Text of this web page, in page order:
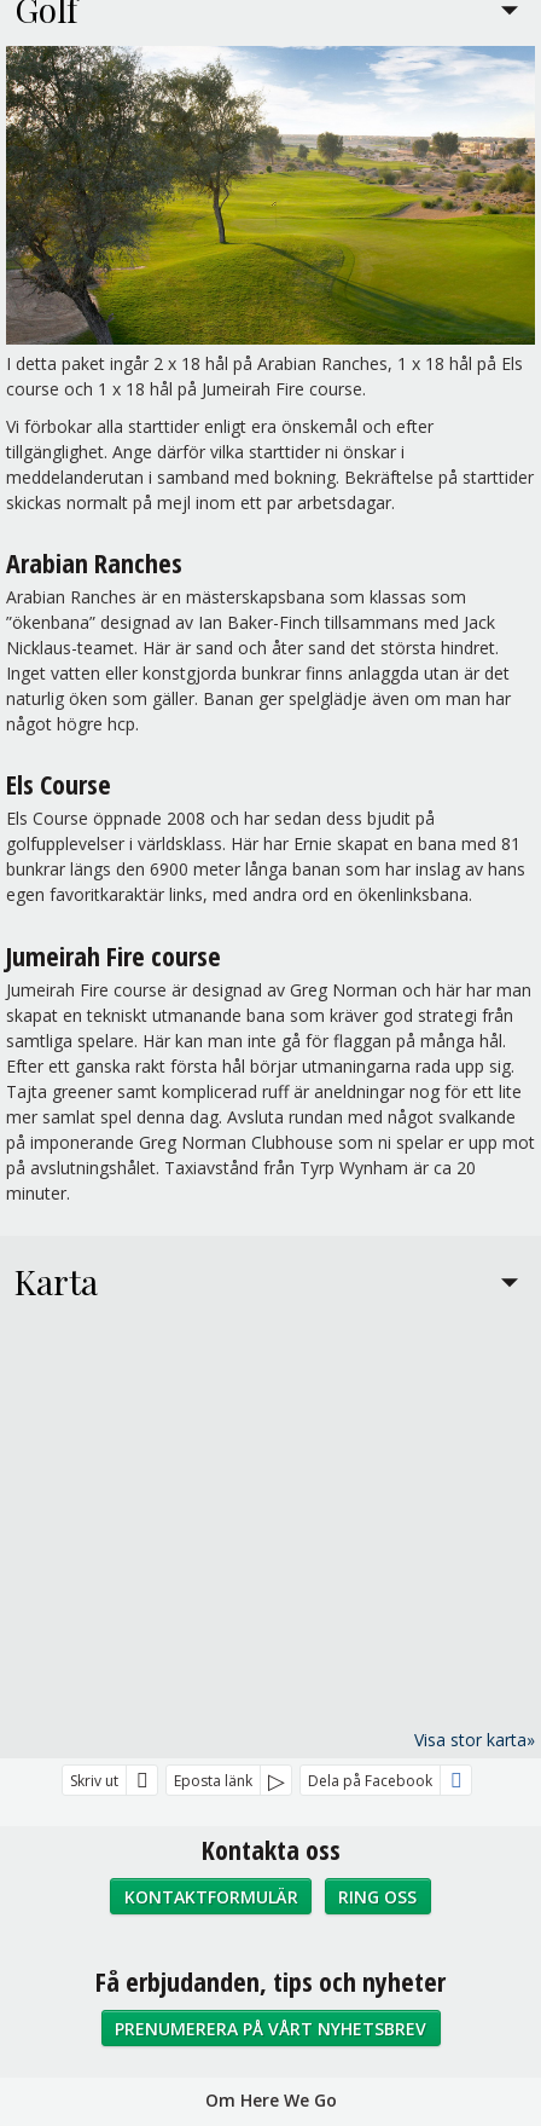
Golf
I detta paket ingår 2 x 18 hål på Arabian Ranches, 1 x 18 hål på Els
course och 1 x 18 hål på Jumeirah Fire course.
Vi förbokar alla starttider enligt era önskemål och efter
tillgänglighet. Ange därför vilka starttider ni önskar i
meddelanderutan i samband med bokning. Bekräftelse på starttider
skickas normalt på mejl inom ett par arbetsdagar.
Arabian Ranches
Arabian Ranches är en mästerskapsbana som klassas som
”ökenbana” designad av Ian Baker-Finch tillsammans med Jack
Nicklaus-teamet. Här är sand och åter sand det största hindret.
Inget vatten eller konstgjorda bunkrar finns anlaggda utan är det
naturlig öken som gäller. Banan ger spelglädje även om man har
något högre hcp.
Els Course
Els Course öppnade 2008 och har sedan dess bjudit på
golfupplevelser i världsklass. Här har Ernie skapat en bana med 81
bunkrar längs den 6900 meter långa banan som har inslag av hans
egen favoritkaraktär links, med andra ord en ökenlinksbana.
Jumeirah Fire course
Jumeirah Fire course är designad av Greg Norman och här har man
skapat en tekniskt utmanande bana som kräver god strategi från
samtliga spelare. Här kan man inte gå för flaggan på många hål.
Efter ett ganska rakt första hål börjar utmaningarna rada upp sig.
Tajta greener samt komplicerad ruff är aneldningar nog för ett lite
mer samlat spel denna dag. Avsluta rundan med något svalkande
på imponerande Greg Norman Clubhouse som ni spelar er upp mot
på avslutningshålet. Taxiavstånd från Tyrp Wynham är ca 20
minuter.
Karta
Visa stor karta»
Skriv ut Eposta länk Dela på Facebook
Kontakta oss
KONTAKTFORMULÄR RING OSS
Sociala medier
Få erbjudanden, tips och nyheter
PRENUMERERA PÅ VÅRT NYHETSBREV
Om Here We Go